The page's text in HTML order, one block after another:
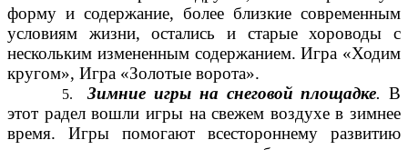
форму и содержание, более близкие современным
условиям жизни, остались и старые хороводы с
нескольким измененным содержанием. Игра «Ходим
кругом», Игра «Золотые ворота».
Зимние игры на снеговой площадке.В
этот радел вошли игры на свежем воздухе в зимнее
время. Игры помогают всестороннему развитию